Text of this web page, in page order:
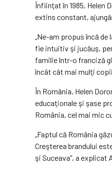
Înfiinţat în 1985, Helen
extins constant,
„Ne-am propus încă
fie intuitiv şi jucăuş,
familie într-o franciză
încât cât mai mulţi
În România, Helen
educaţionale şi şase
România, cel mai mic
„Faptul că România
Creşterea brandului
şi Suceava”, a